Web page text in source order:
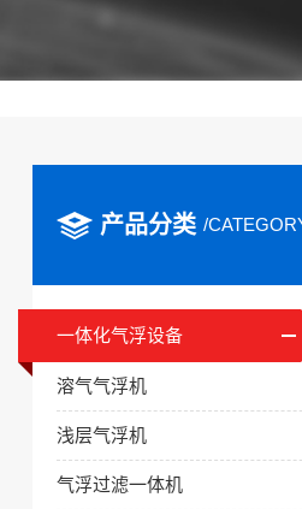
产品分类 /
一体化气浮设备
溶气气浮机
浅层气浮机
气浮过滤一体机